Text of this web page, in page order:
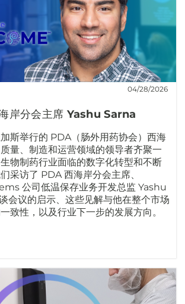
04/28/2026
岸分会主席 Yashu Sarna
斯举行的 PDA（肠外用药协会）西海
量、制造和运营领域的领导者齐聚一
物制药行业面临的数字化转型和不断
采访了 PDA 西海岸分会主席、
公司低温保存业务开发总监 Yashu
会议的启示、这些见解与他在整个市场
致性，以及行业下一步的发展方向。